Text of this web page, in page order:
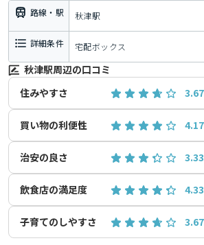
路線・駅 秋津駅
詳細条件 宅配ボックス
秋津駅周辺の口コミ
住みやすさ
3.67
買い物の利便性 4.17
治安の良さ 3.33
飲食店の満足度 4.33
子育てのしやすさ 3.67